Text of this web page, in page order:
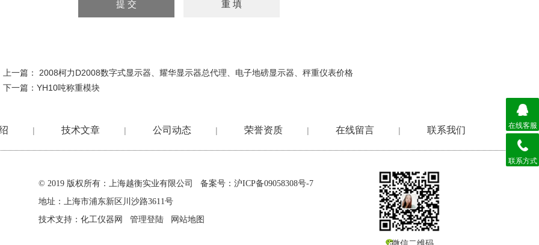
上一篇： 2008柯力D2008数字式显示器、耀华显示器总代理、电子地磅显示器、秤重仪表价格
下一篇： YH10吨称重模块
| 技术文章 | 公司动态 | 荣誉资质 | 在线留言 | 联系我们
© 2019 版权所有：上海越衡实业有限公司 备案号： 沪ICP备09058308号-7
地址：上海市浦东新区川沙路3611号
技术支持： 化工仪器网 管理登陆 网站地图
在线客服
联系方式